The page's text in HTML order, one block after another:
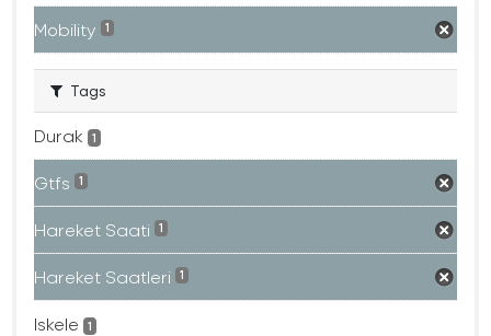
Mobility 1
Tags
Durak 1
Gtfs 1
Hareket Saati 1
Hareket Saatleri 1
Iskele 1